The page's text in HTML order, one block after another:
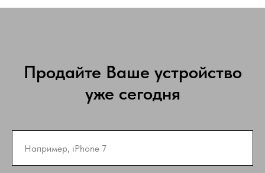
Продайте Ваше устройство
уже сегодня